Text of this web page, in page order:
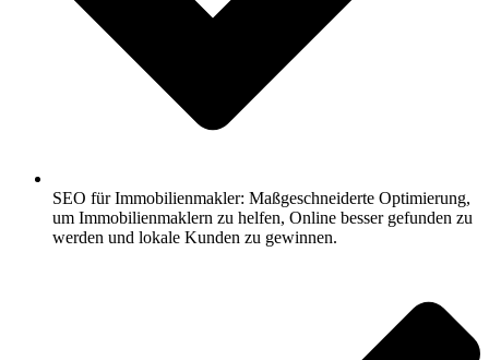
SEO für Immobilienmakler: Maßgeschneiderte Optimierung,
um Immobilienmaklern zu helfen, Online besser gefunden zu
werden und lokale Kunden zu gewinnen.